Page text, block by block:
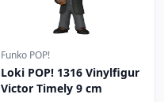
Funko POP!
Loki POP! 1316 Vinylfigur
Victor Timely 9 cm